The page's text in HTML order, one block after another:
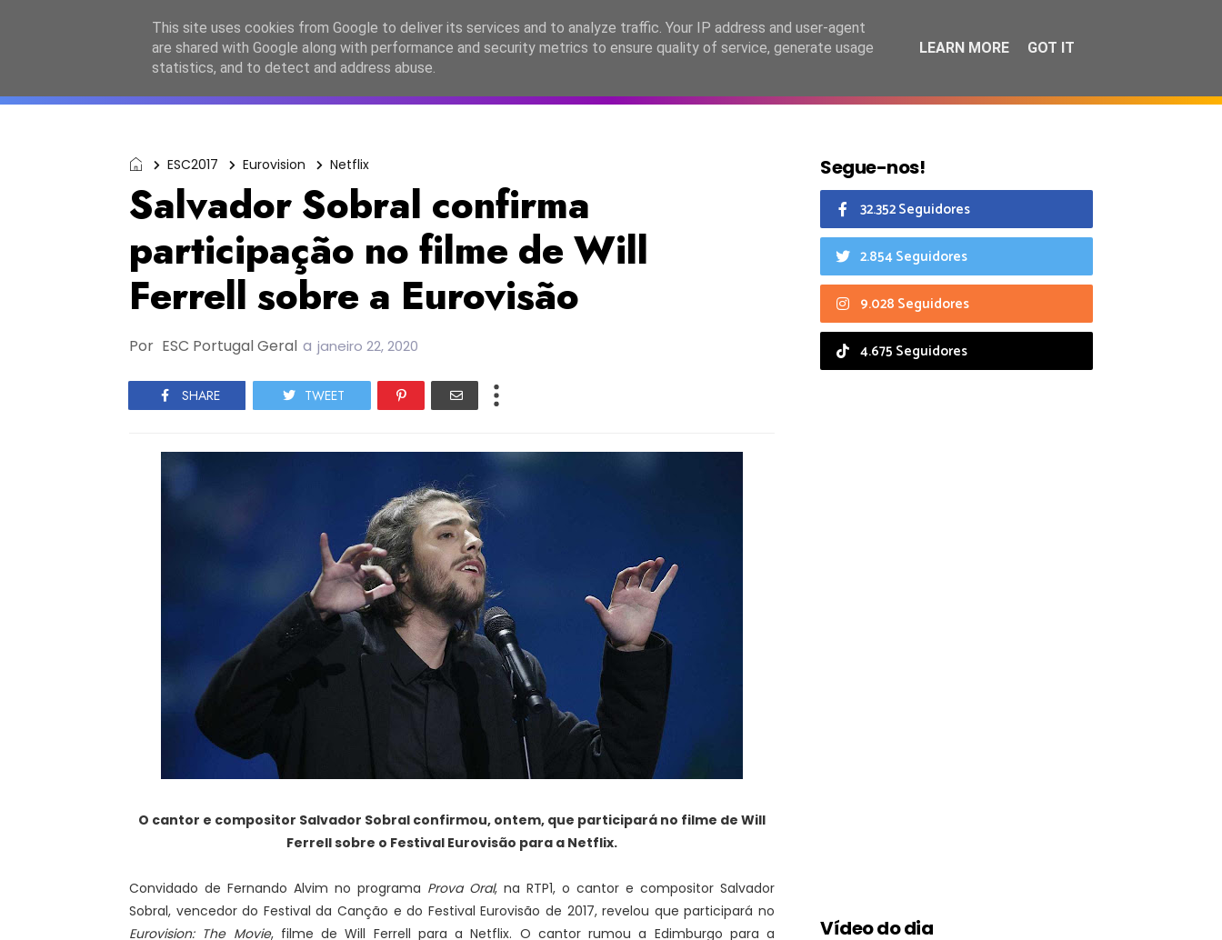
ESC2027 JESC2026 FC2026 EASC2026 PORTUGAL LANÇAMENTOS ESPECIAIS CALENDÁRIO
ESC2017 Eurovision Netflix
Salvador Sobral confirma
participação no filme de Will
Ferrell sobre a Eurovisão
Por ESC Portugal Geral a janeiro 22, 2020
SHARE TWEET
O cantor e compositor Salvador Sobral confirmou, ontem, que participará no filme de Will
Ferrell sobre o Festival Eurovisão para a Netflix.
Convidado de Fernando Alvim no programa Prova Oral, na RTP1, o cantor e compositor Salvador
Sobral, vencedor do Festival da Canção e do Festival Eurovisão de 2017, revelou que participará no
Eurovision: The Movie, filme de Will Ferrell para a Netflix. O cantor rumou a Edimburgo para a
Segue-nos!
32.352 Seguidores
2.854 Seguidores
9.028 Seguidores
4.675 Seguidores
Vídeo do dia
This site uses cookies from Google to deliver its services and to analyze traffic. Your IP address and user-agent
are shared with Google along with performance and security metrics to ensure quality of service, generate usage
statistics, and to detect and address abuse.
LEARN MORE GOT IT